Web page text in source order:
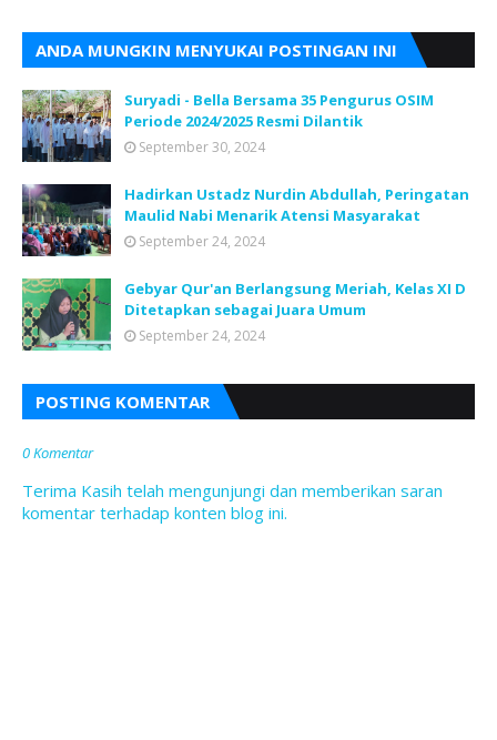
ANDA MUNGKIN MENYUKAI POSTINGAN INI
Suryadi - Bella Bersama 35 Pengurus OSIM
Periode 2024/2025 Resmi Dilantik
September 30, 2024
Hadirkan Ustadz Nurdin Abdullah, Peringatan
Maulid Nabi Menarik Atensi Masyarakat
September 24, 2024
Gebyar Qur'an Berlangsung Meriah, Kelas XI D
Ditetapkan sebagai Juara Umum
September 24, 2024
POSTING KOMENTAR
0 Komentar
Terima Kasih telah mengunjungi dan memberikan saran
komentar terhadap konten blog ini.